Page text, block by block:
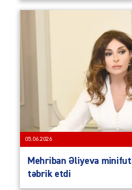
05.06.2026
Mehriban Əliyeva
təbrik etdi